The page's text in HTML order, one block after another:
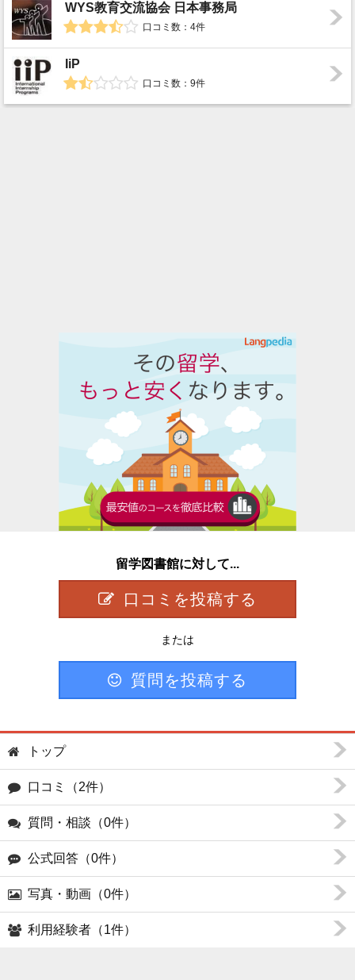
WYS教育交流協会 日本事務局
口コミ数：4件
IiP
口コミ数：9件
留学図書館に対して...
口コミを投稿する
または
質問を投稿する
トップ
口コミ（2件）
質問・相談（0件）
公式回答（0件）
写真・動画（0件）
利用経験者（1件）